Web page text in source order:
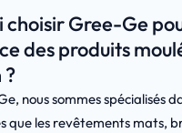
choisir Gree-Ge
des produits
?
nous sommes spécialisés
que les revêtements mats,